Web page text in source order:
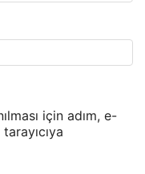
için adım, e-